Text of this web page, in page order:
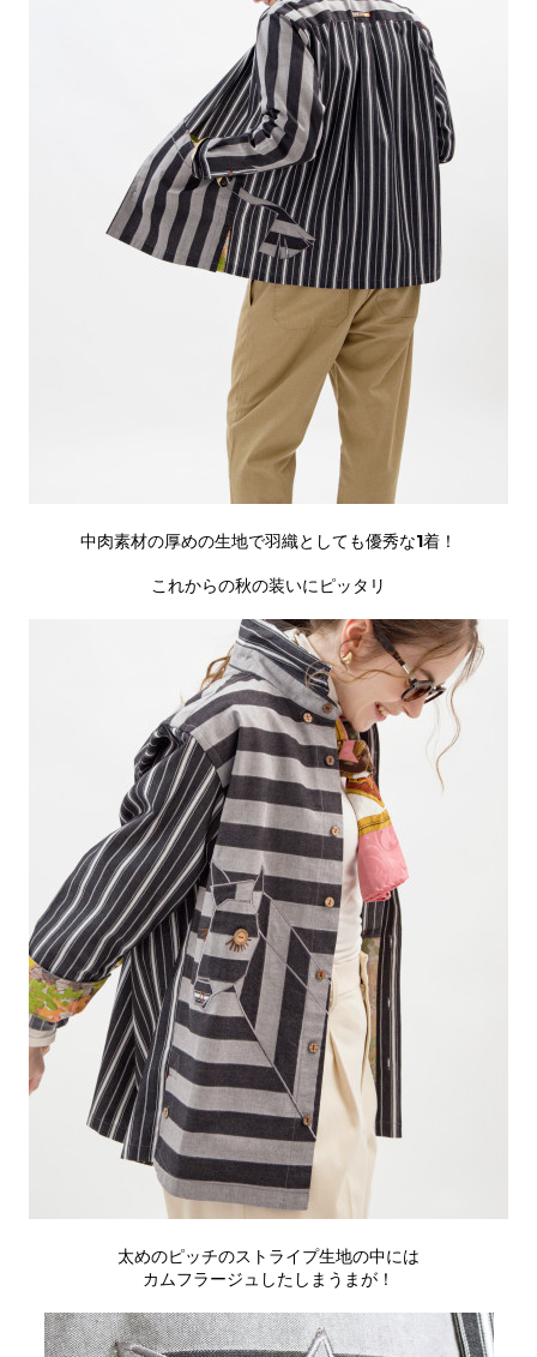
中肉素材の厚めの生地で羽織としても優秀な1着！
これからの秋の装いにピッタリ
太めのピッチのストライプ生地の中には
カムフラージュしたしまうまが！